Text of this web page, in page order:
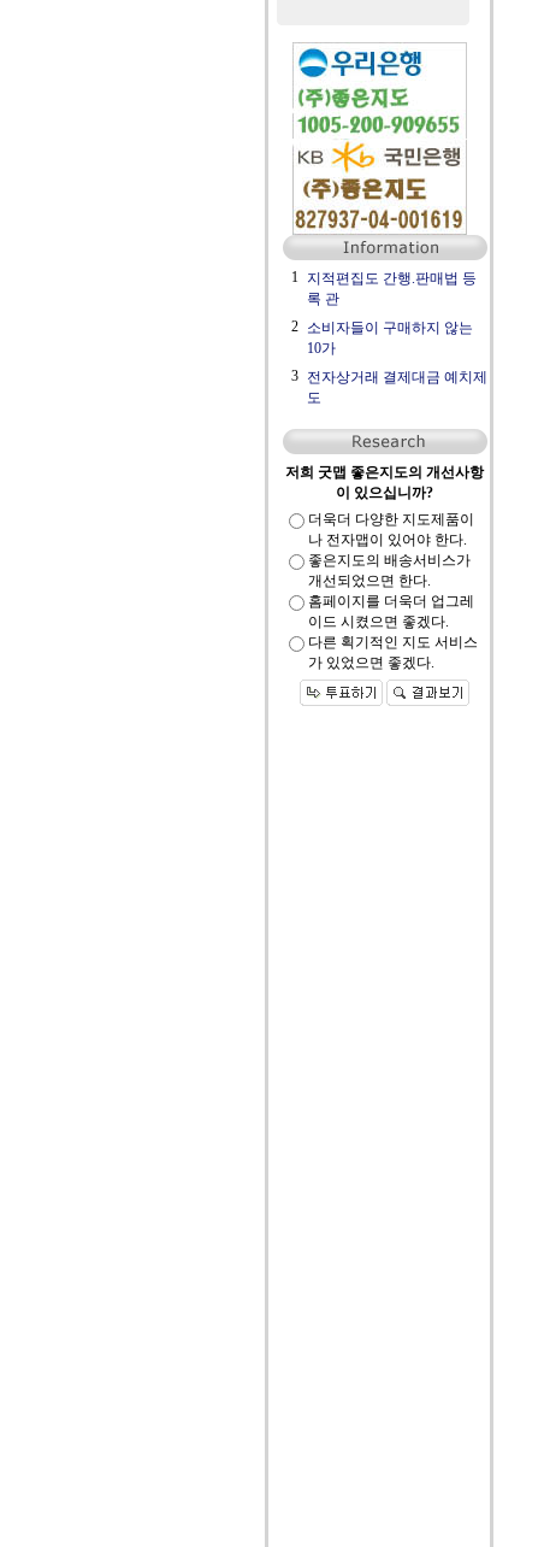
1
지적편집도 간행.판매법 등
록 관
2
소비자들이 구매하지 않는
10가
3
전자상거래 결제대금 예치제
도
저희 굿맵 좋은지도의 개선사항
이 있으십니까?
더욱더 다양한 지도제품이
나 전자맵이 있어야 한다.
좋은지도의 배송서비스가
개선되었으면 한다.
홈페이지를 더욱더 업그레
이드 시켰으면 좋겠다.
다른 획기적인 지도 서비스
가 있었으면 좋겠다.